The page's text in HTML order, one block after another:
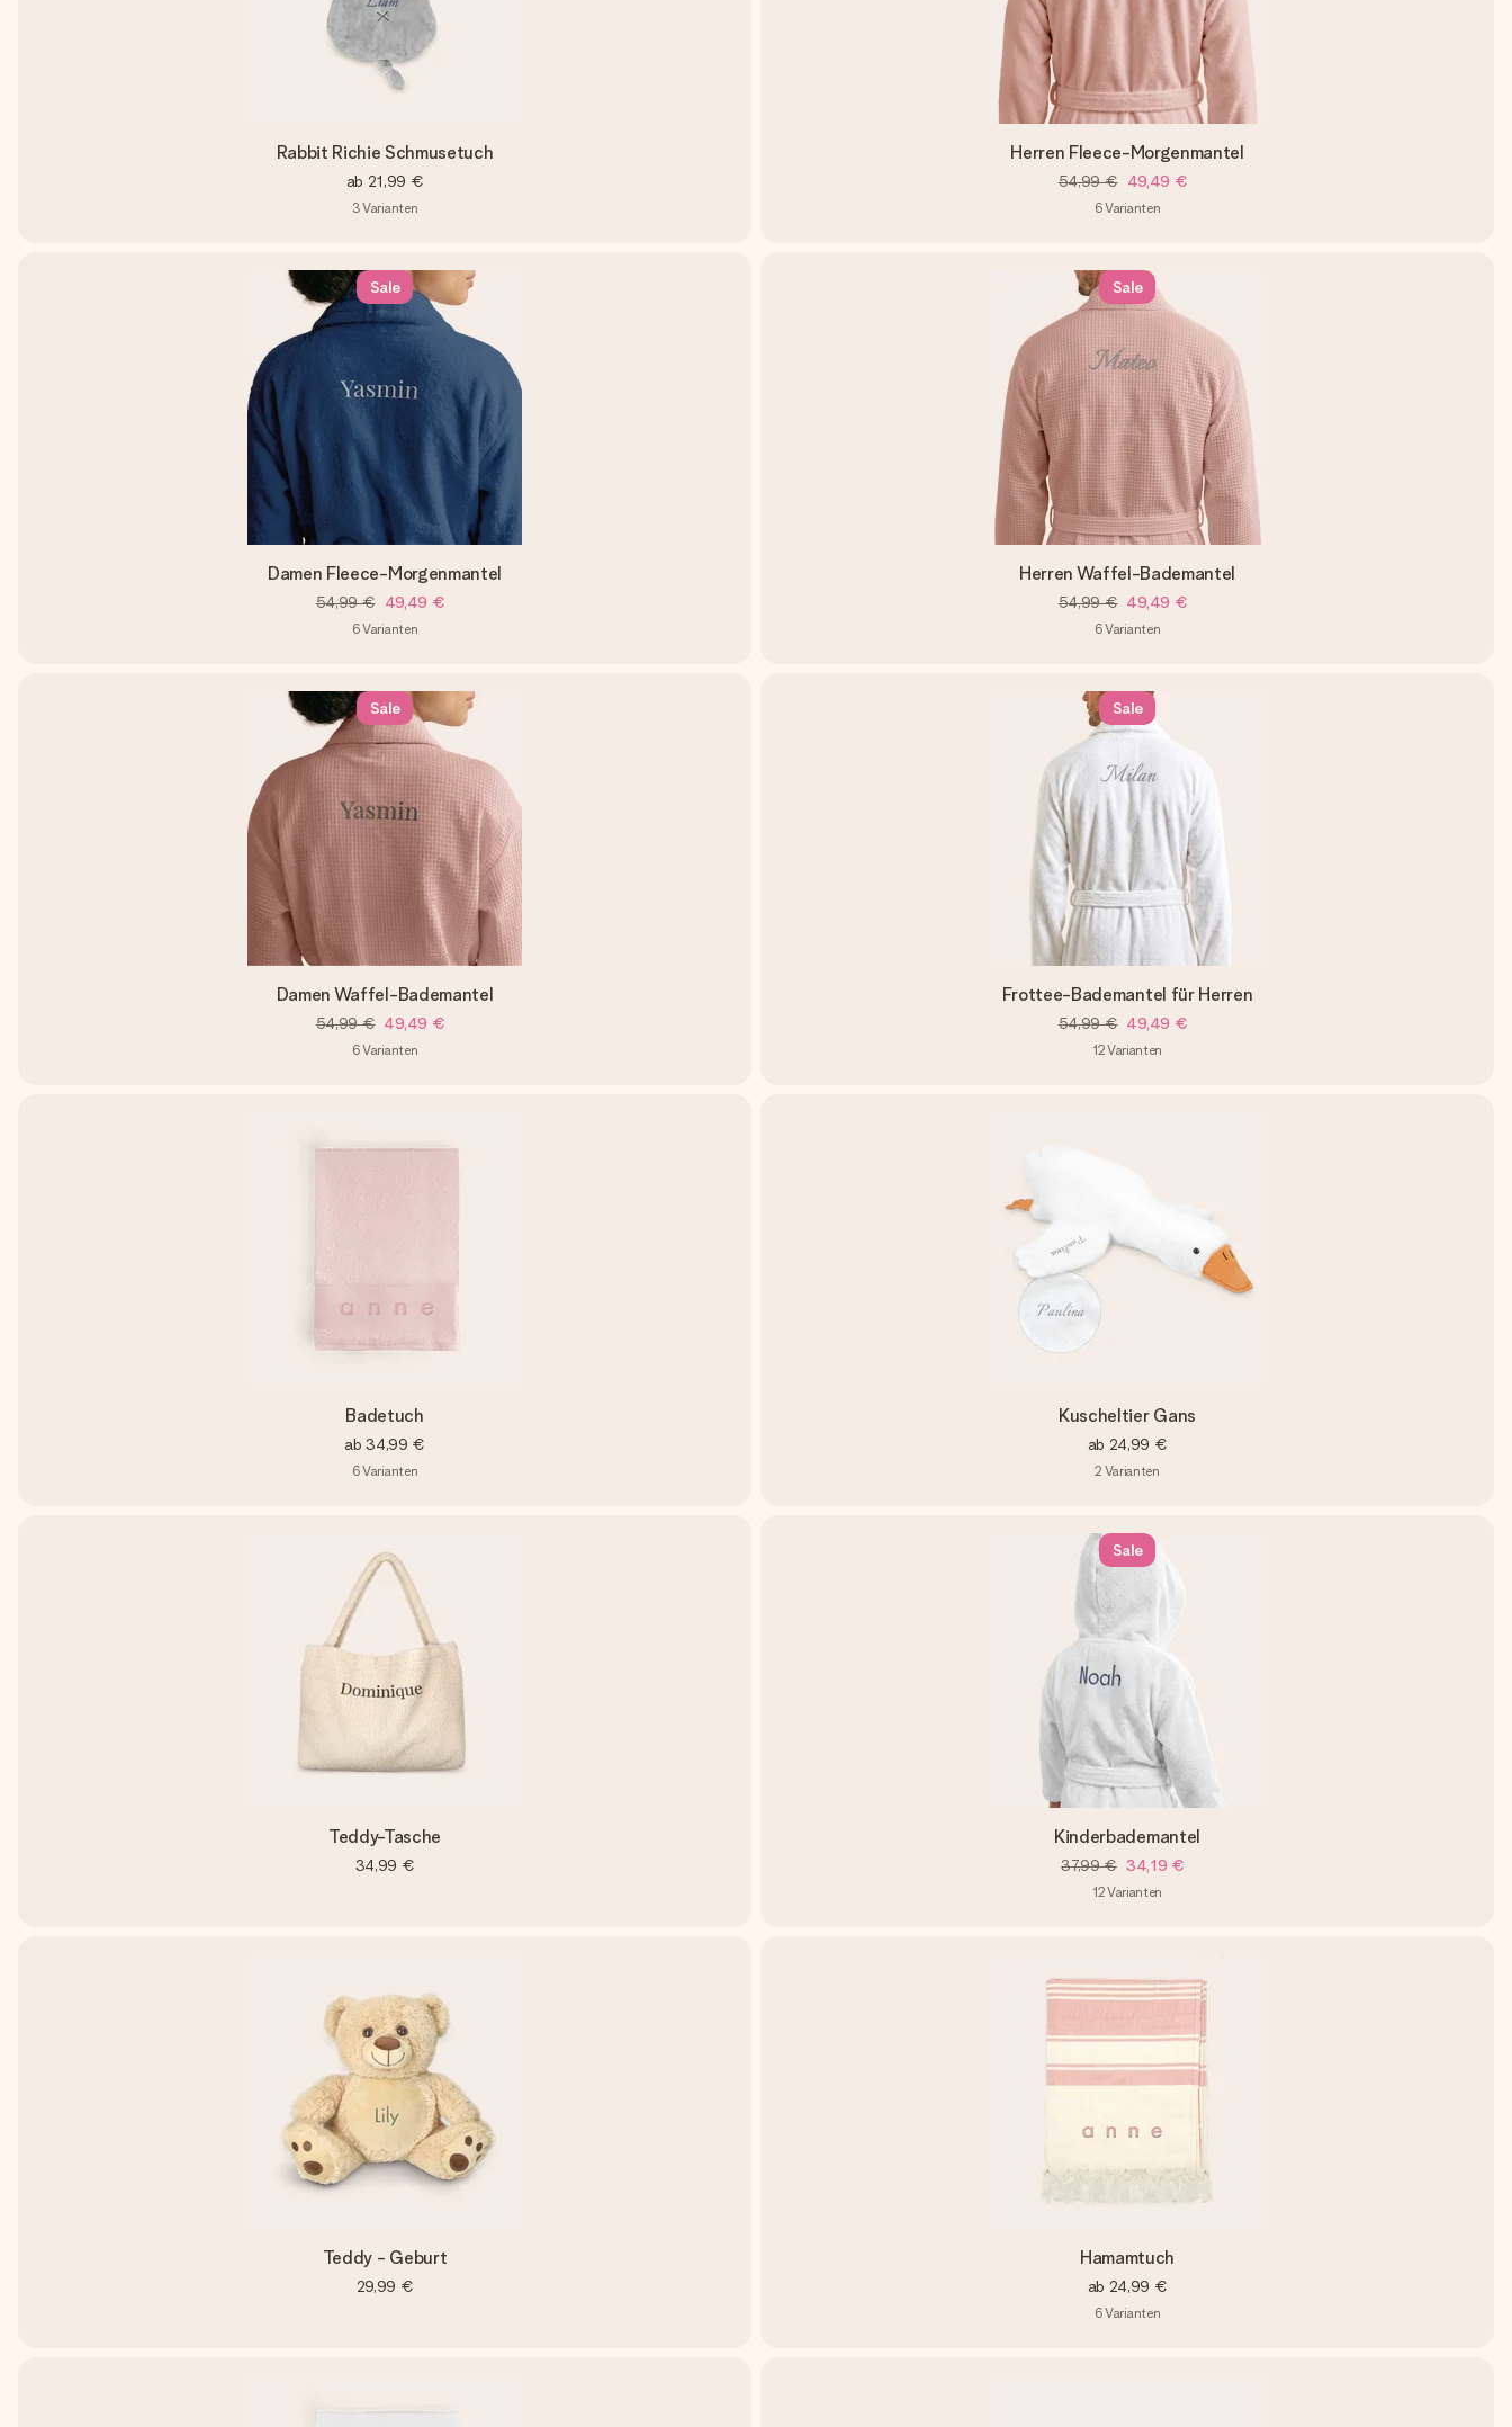
Rabbit Richie Schmusetuch
ab 21,99 €
3Varianten
Herren Fleece-Morgenmantel
54,99 € 49,49 €
6Varianten
Sale
Damen Fleece-Morgenmantel
54,99 € 49,49 €
6Varianten
Sale
Herren Waffel-Bademantel
54,99 € 49,49 €
6Varianten
Sale
Damen Waffel-Bademantel
54,99 € 49,49 €
6Varianten
Sale
Frottee-Bademantel für Herren
54,99 € 49,49 €
12Varianten
Badetuch
ab 34,99 €
6Varianten
Kuscheltier Gans
ab 24,99 €
2 Varianten
Teddy-Tasche
34,99 €
Sale
Kinderbademantel
37,99 € 34,19 €
12Varianten
Teddy - Geburt
29,99 €
Hamamtuch
ab 24,99 €
6Varianten